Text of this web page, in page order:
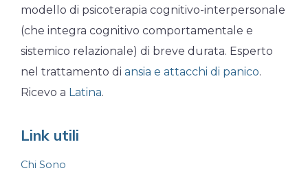
modello di psicoterapia cognitivo-interpersonale
(che integra cognitivo comportamentale e
sistemico relazionale) di breve durata. Esperto
nel trattamento di ansia e attacchi di panico.
Ricevo a Latina.
Link utili
Chi Sono